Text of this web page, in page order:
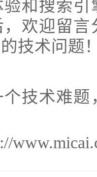
和搜索
欢迎留
技术问题
技术难